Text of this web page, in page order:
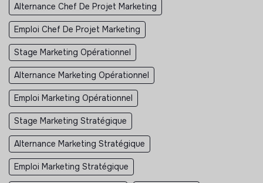
Alternance Chef De Projet Marketing
Emploi Chef De Projet Marketing
Stage Marketing Opérationnel
Alternance Marketing Opérationnel
Emploi Marketing Opérationnel
Stage Marketing Stratégique
Alternance Marketing Stratégique
Emploi Marketing Stratégique